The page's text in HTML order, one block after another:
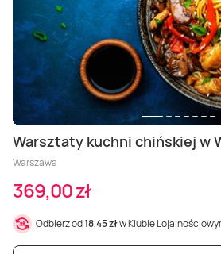
Warsztaty kuchni chińskiej w
Warszawa
369,00 zł
Odbierz od18,45 złw Klubie